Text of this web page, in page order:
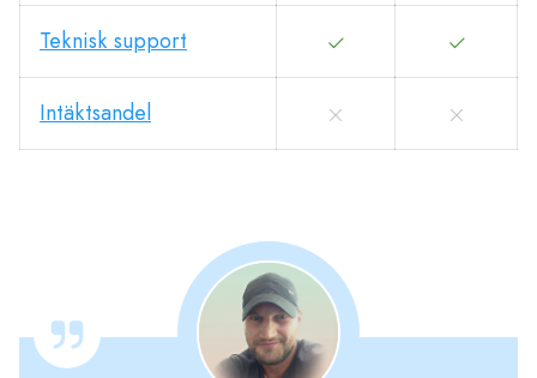
Teknisk support
Intäktsandel